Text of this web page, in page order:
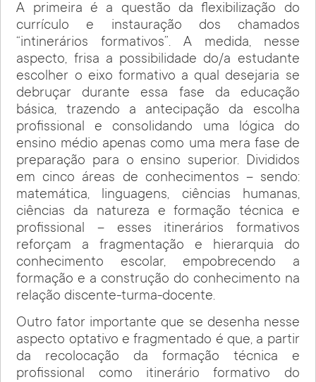
A primeira é a questão da flexibilização do
currículo e instauração dos chamados
“intinerários formativos”. A medida, nesse
aspecto, frisa a possibilidade do/a estudante
escolher o eixo formativo a qual desejaria se
debruçar durante essa fase da educação
básica, trazendo a antecipação da escolha
profissional e consolidando uma lógica do
ensino médio apenas como uma mera fase de
preparação para o ensino superior. Divididos
em cinco áreas de conhecimentos – sendo:
matemática, linguagens, ciências humanas,
ciências da natureza e formação técnica e
profissional – esses itinerários formativos
reforçam a fragmentação e hierarquia do
conhecimento escolar, empobrecendo a
formação e a construção do conhecimento na
relação discente-turma-docente.
Outro fator importante que se desenha nesse
aspecto optativo e fragmentado é que, a partir
da recolocação da formação técnica e
profissional como itinerário formativo do